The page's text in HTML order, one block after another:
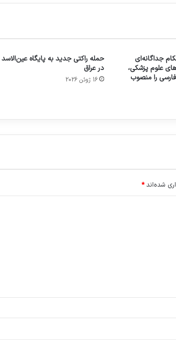
جداگانه‌ای
علوم پزشکی،
را منصوب
حمله راکتی جدید به پایگاه عین‌الاسد
در عراق
16 ژوئن 2026
شده‌اند*